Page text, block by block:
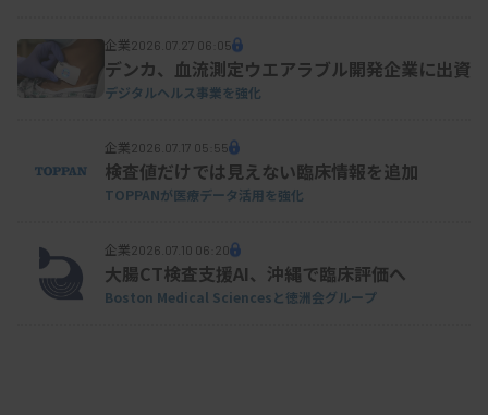
企業2026.07.27 06:05
デンカ、血流測定ウエアラブル開発企業に出資
デジタルヘルス事業を強化
企業2026.07.17 05:55
検査値だけでは見えない臨床情報を追加
TOPPANが医療データ活用を強化
企業2026.07.10 06:20
大腸CT検査支援AI、沖縄で臨床評価へ
Boston Medical Sciencesと徳洲会グループ